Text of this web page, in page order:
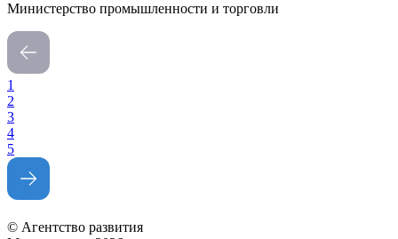
Министерство промышленности и торговли
1
2
3
4
5
© Агентство развития